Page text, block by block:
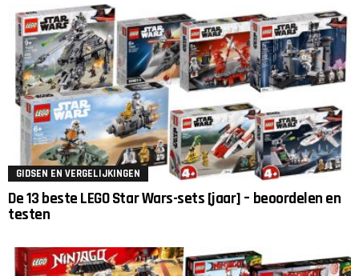
GIDSEN EN VERGELIJKINGEN
De 13 beste LEGO Star Wars-sets [jaar] – beoordelen en
testen